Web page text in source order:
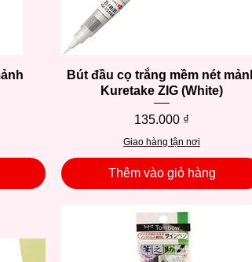
Xem nhanh
Bút đầu cọ trắng mềm nét
Kuretake ZIG (White)
Giá
135.000 ₫
Giao hàng tận nơi
Thêm vào giỏ hàng